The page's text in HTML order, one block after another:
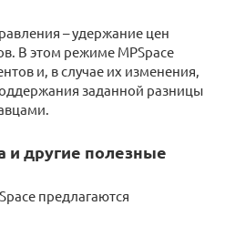
– удержание цен
В этом режиме MPSpace
и, в случае их изменения,
заданной разницы
и другие полезные
предлагаются